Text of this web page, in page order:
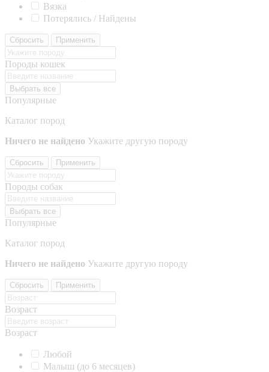
Вязка
Потерялись / Найдены
Сбросить Применить
Породы кошек
Выбрать все
Популярные
Каталог пород
Ничего не найдено Укажите другую породу
Сбросить Применить
Породы собак
Выбрать все
Популярные
Каталог пород
Ничего не найдено Укажите другую породу
Сбросить Применить
Возраст
Возраст
Любой
Малыш (до 6 месяцев)